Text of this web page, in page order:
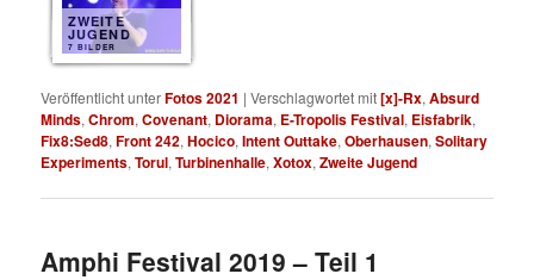
ZWEITE
JUGEND
7 BILDER
Veröffentlicht unterFotos 2021 |Verschlagwortet mit[x]-Rx,Absurd
Minds,Chrom,Covenant, Diorama, E-Tropolis Festival, Eisfabrik,
Fix8:Sed8,Front 242,Hocico,Intent Outtake,Oberhausen,Solitary
Experiments,Torul,Turbinenhalle,Xotox,Zweite Jugend
Amphi Festival 2019 – Teil 1